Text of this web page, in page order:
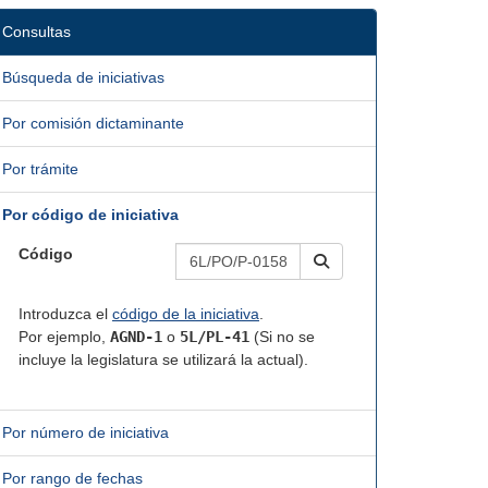
Consultas
Búsqueda de iniciativas
Por comisión dictaminante
Por trámite
Por código de iniciativa
Código
Introduzca el código de la iniciativa.
Por ejemplo, AGND-1 o 5L/PL-41 (Si no se
incluye la legislatura se utilizará la actual).
Por número de iniciativa
Por rango de fechas